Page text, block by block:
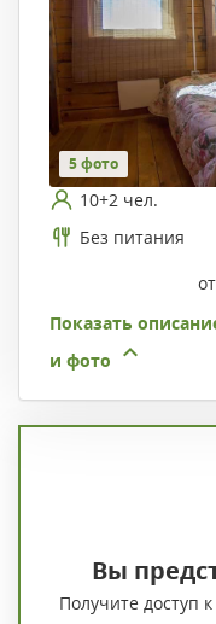
5 фото
10+2 чел.
Без питания
Показать
и фото
Вы
Получите доступ